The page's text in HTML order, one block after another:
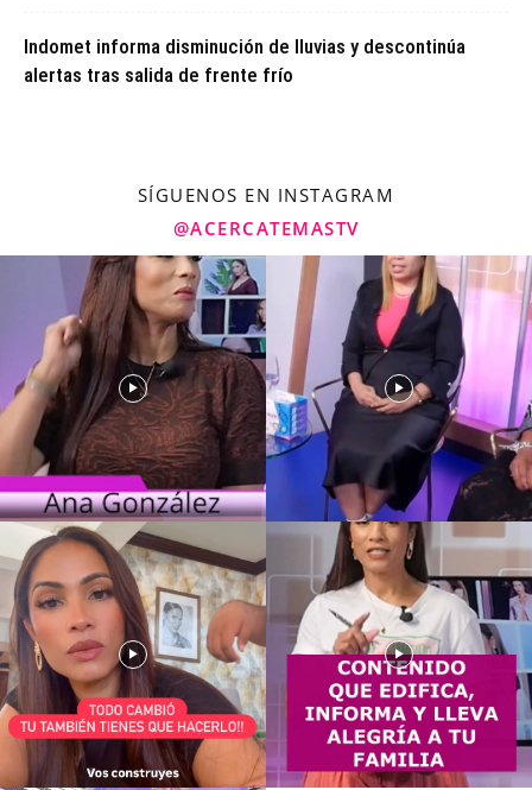
Indomet informa disminución de lluvias y descontinúa
alertas tras salida de frente frío
SÍGUENOS EN INSTAGRAM
@ACERCATEMASTV